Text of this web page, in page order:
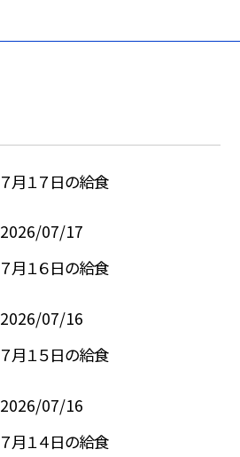
７月１７日の給食
2026/07/17
７月１６日の給食
2026/07/16
７月１５日の給食
2026/07/16
７月１４日の給食